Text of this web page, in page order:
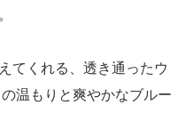
てくれる、透き通ったウ
温もりと爽やかなブルー